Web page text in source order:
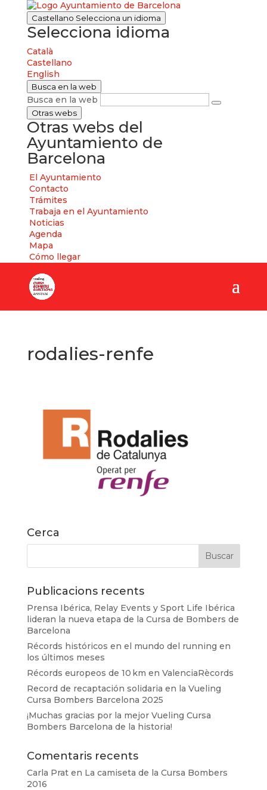
Castellano Selecciona un idioma
Selecciona idioma
Català
Castellano
English
Busca en la web
Busca en la web
Otras webs
Otras webs del
Ayuntamiento de
Barcelona
El Ayuntamiento
Contacto
Trámites
Trabaja en el Ayuntamiento
Noticias
Agenda
Mapa
Cómo llegar
rodalies-renfe
Cerca
Publicacions recents
Prensa Ibérica, Relay Events y Sport Life Ibérica
lideran la nueva etapa de la Cursa de Bombers de
Barcelona
Récords históricos en el mundo del running en
los últimos meses
Récords europeos de 10 km en ValenciaRècords
Record de recaptación solidaria en la Vueling
Cursa Bombers Barcelona 2025
¡Muchas gracias por la mejor Vueling Cursa
Bombers Barcelona de la historia!
Comentaris recents
Carla Praten La camiseta de la Cursa Bombers
2016